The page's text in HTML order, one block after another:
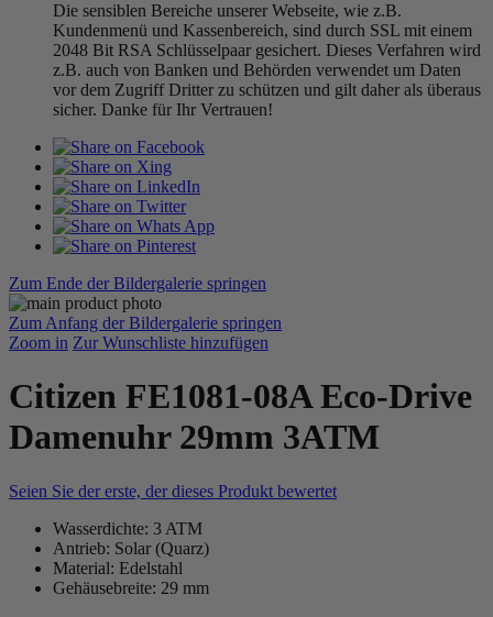
Die sensiblen Bereiche unserer Webseite, wie z.B.
Kundenmenü und Kassenbereich, sind durch SSL mit einem
2048 Bit RSA Schlüsselpaar gesichert. Dieses Verfahren wird
z.B. auch von Banken und Behörden verwendet um Daten
vor dem Zugriff Dritter zu schützen und gilt daher als überaus
sicher. Danke für Ihr Vertrauen!
Zum Ende der Bildergalerie springen
Zum Anfang der Bildergalerie springen
Zoom in Zur Wunschliste hinzufügen
Citizen FE1081-08A Eco-Drive
Damenuhr 29mm 3ATM
Seien Sie der erste, der dieses Produkt bewertet
Wasserdichte: 3 ATM
Antrieb: Solar (Quarz)
Material: Edelstahl
Gehäusebreite: 29 mm